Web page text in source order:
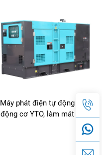
Máy phát điện tự động dùng
động cơ YTO, làm mát bằng
nước, máy phát điện Diesel
cho công nghiệp và gia đình